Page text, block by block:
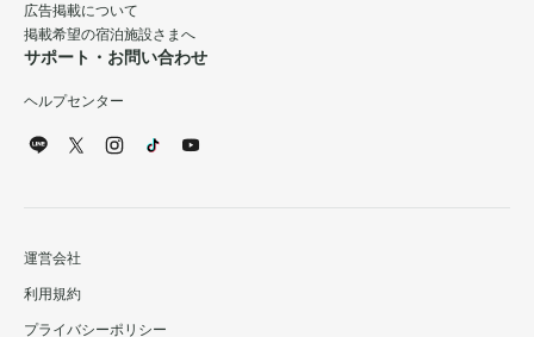
広告掲載について
掲載希望の宿泊施設さまへ
サポート・お問い合わせ
ヘルプセンター
運営会社
利用規約
プライバシーポリシー